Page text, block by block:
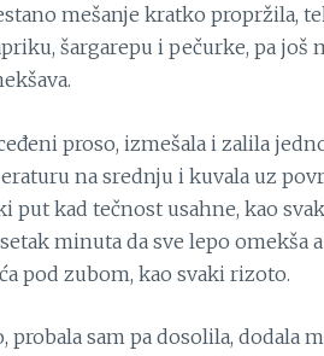
mešanje kratko propržila,
šargarepu i pečurke, pa još
proso, izmešala i zalila
na srednju i kuvala uz
put kad tečnost usahne, kao
minuta da sve lepo omekša
pod zubom, kao svaki rizoto.
probala sam pa dosolila, dodala